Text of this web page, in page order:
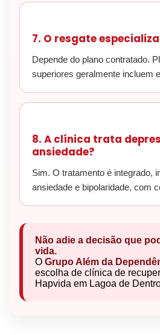
7. O resgate
Depende do plano contratado.
superiores geralmente incluem
8. A clínica trata
ansiedade?
Sim. O tratamento é integrado,
ansiedade e bipolaridade, com
Não adie a decisão que
vida.
O Grupo Além da
escolha de clínica de
Hapvida em Lagoa de